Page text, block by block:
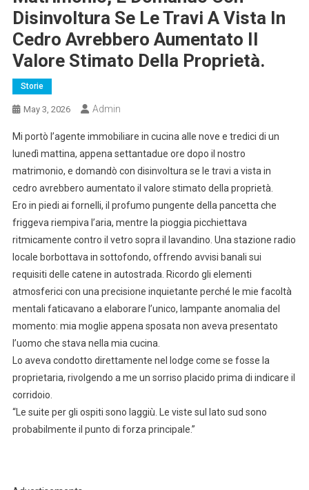
Disinvoltura Se Le Travi A Vista In
Cedro Avrebbero Aumentato Il
Valore Stimato Della Proprietà.
Storie
May 3, 2026 Admin
Mi portò l’agente immobiliare in cucina alle nove e tredici di un
lunedì mattina, appena settantadue ore dopo il nostro
matrimonio, e domandò con disinvoltura se le travi a vista in
cedro avrebbero aumentato il valore stimato della proprietà.
Ero in piedi ai fornelli, il profumo pungente della pancetta che
friggeva riempiva l’aria, mentre la pioggia picchiettava
ritmicamente contro il vetro sopra il lavandino. Una stazione radio
locale borbottava in sottofondo, offrendo avvisi banali sui
requisiti delle catene in autostrada. Ricordo gli elementi
atmosferici con una precisione inquietante perché le mie facoltà
mentali faticavano a elaborare l’unico, lampante anomalia del
momento: mia moglie appena sposata non aveva presentato
l’uomo che stava nella mia cucina.
Lo aveva condotto direttamente nel lodge come se fosse la
proprietaria, rivolgendo a me un sorriso placido prima di indicare il
corridoio.
“Le suite per gli ospiti sono laggiù. Le viste sul lato sud sono
probabilmente il punto di forza principale.”